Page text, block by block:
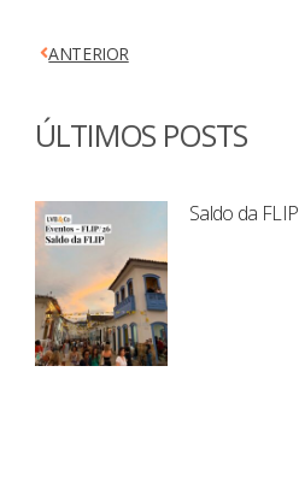
ANTERIOR
ÚLTIMOS POSTS
Saldo da FLIP